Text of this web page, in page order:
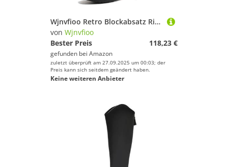
Wjnvfioo Retro Blockabsatz Ritterstiefel für Damen, runder Zehenbereich, seitlicher Reißverschluss, Metallschnalle, kniefrei, hohe Stiefel
von Wjnvfioo
Bester Preis
118,23 €
gefunden bei Amazon
zuletzt überprüft am 27.09.2025 um 00:03; der
Preis kann sich seitdem geändert haben.
Keine weiteren Anbieter